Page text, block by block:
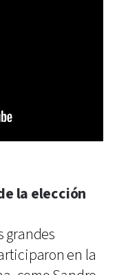
la elección
grandes
en la